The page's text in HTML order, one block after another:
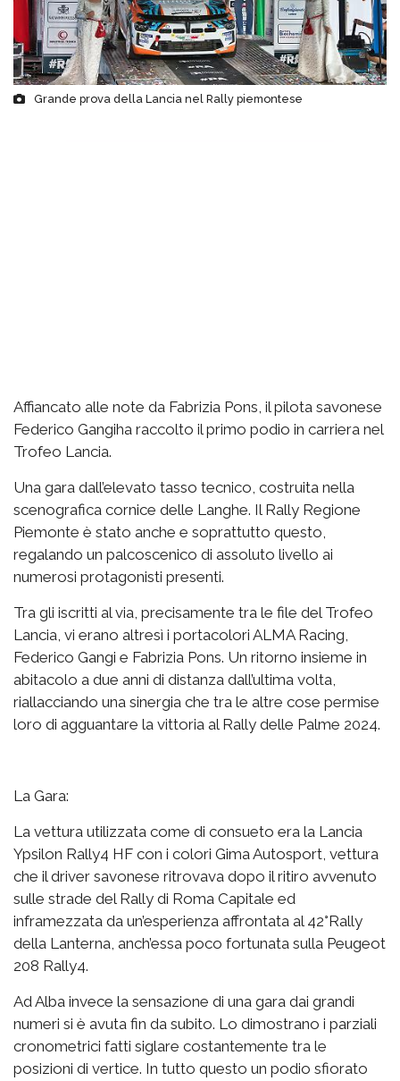
Grande prova della Lancia nel Rally piemontese
Affiancato alle note da Fabrizia Pons, il pilota savonese
Federico Gangiha raccolto il primo podio in carriera nel
Trofeo Lancia.
Una gara dall’elevato tasso tecnico, costruita nella
scenografica cornice delle Langhe. Il Rally Regione
Piemonte è stato anche e soprattutto questo,
regalando un palcoscenico di assoluto livello ai
numerosi protagonisti presenti.
Tra gli iscritti al via, precisamente tra le file del Trofeo
Lancia, vi erano altresì i portacolori ALMA Racing,
Federico Gangi e Fabrizia Pons. Un ritorno insieme in
abitacolo a due anni di distanza dall’ultima volta,
riallacciando una sinergia che tra le altre cose permise
loro di agguantare la vittoria al Rally delle Palme 2024.
La Gara:
La vettura utilizzata come di consueto era la Lancia
Ypsilon Rally4 HF con i colori Gima Autosport, vettura
che il driver savonese ritrovava dopo il ritiro avvenuto
sulle strade del Rally di Roma Capitale ed
inframezzata da un’esperienza affrontata al 42°Rally
della Lanterna, anch’essa poco fortunata sulla Peugeot
208 Rally4.
Ad Alba invece la sensazione di una gara dai grandi
numeri si è avuta fin da subito. Lo dimostrano i parziali
cronometrici fatti siglare costantemente tra le
posizioni di vertice. In tutto questo un podio sfiorato